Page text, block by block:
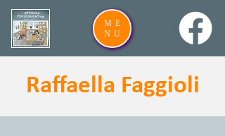
ME
NU
Raffaella Faggioli